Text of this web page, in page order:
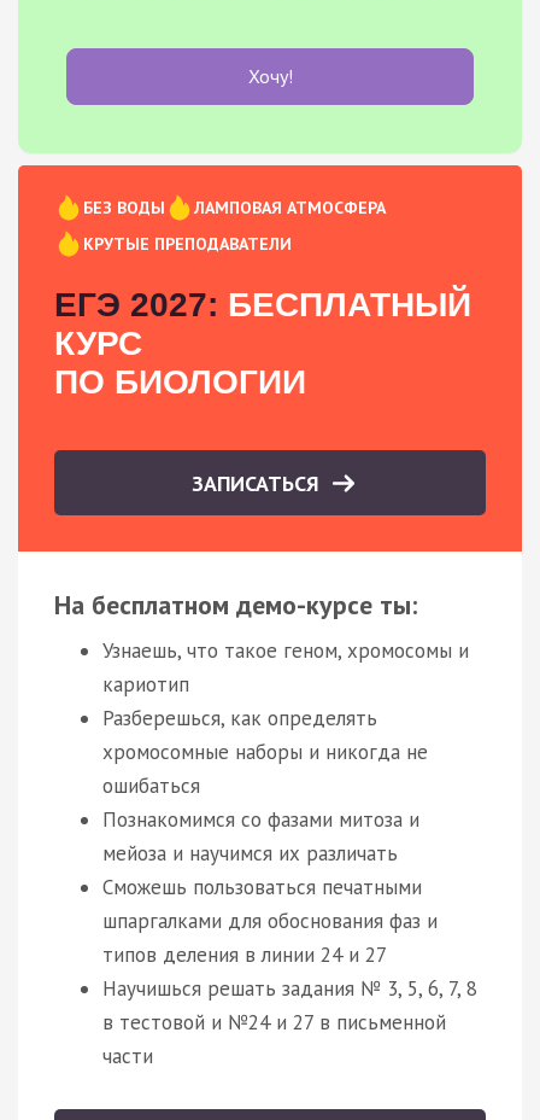
Хочу!
БЕЗ ВОДЫ
ЛАМПОВАЯ АТМОСФЕРА
КРУТЫЕ ПРЕПОДАВАТЕЛИ
ЕГЭ 2027: БЕСПЛАТНЫЙ
КУРС
ПО БИОЛОГИИ
ЗАПИСАТЬСЯ
На бесплатном демо-курсе ты:
Узнаешь, что такое геном, хромосомы и
кариотип
Разберешься, как определять
хромосомные наборы и никогда не
ошибаться
Познакомимся со фазами митоза и
мейоза и научимся их различать
Сможешь пользоваться печатными
шпаргалками для обоснования фаз и
типов деления в линии 24 и 27
Научишься решать задания № 3, 5, 6, 7, 8
в тестовой и №24 и 27 в письменной
части